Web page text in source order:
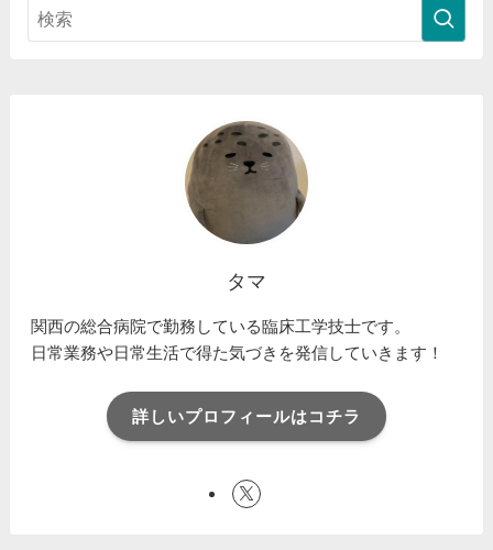
タマ
関西の総合病院で勤務している臨床工学技士です。
日常業務や日常生活で得た気づきを発信していきます！
詳しいプロフィールはコチラ